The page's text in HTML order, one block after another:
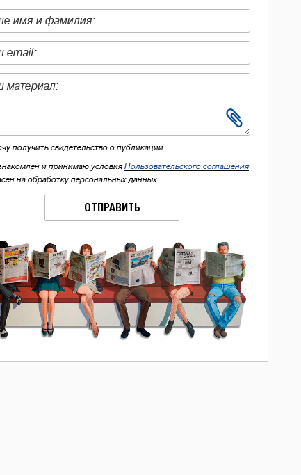
получить свидетельство о публикации
и принимаю условия Пользовательского соглашения
на обработку персональных данных
ОТПРАВИТЬ